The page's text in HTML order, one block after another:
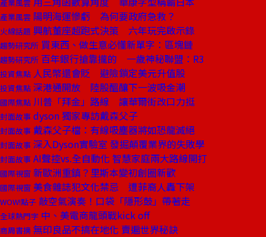
產業風雲
產業風雲 陽明海運慘虧 為何要政府急救？
火線話題 興航董座超跑式決策 六年玩完啟示錄
趨勢研究所 買東西、做生意必懂新單字：區塊鏈
趨勢研究所 百年銀行搶靠攏的 一歲神秘聯盟：R3
投資焦點 人民幣還會貶 避險鎖定美元升值股
投資焦點 深港通開放 陸股醞釀下一波吸金潮
國際焦點 川普「拜金」路線 讓華爾街改口力挺
封面故事 dyson 獨家專訪戴森父子
封面故事 戴森父子檔：有線吸塵器將如恐龍滅絕
封面故事 深入Dyson實驗室 發掘顛覆業界的失敗學
封面故事 AI聲控vs.全自動化 智慧家庭兩大路線開打
國際視窗 新歐洲重鎮？里斯本變初創圈新歡
國際視窗 美食雜誌犯文化禁忌 遭菲裔人轟下架
WOW!點子 敲空氣演奏！口袋「隱形鼓」帶著走
全球熱門字 中、美電商龍頭戰kick off
商周書摘 無印良品不搞在地化 賣遍世界秘訣